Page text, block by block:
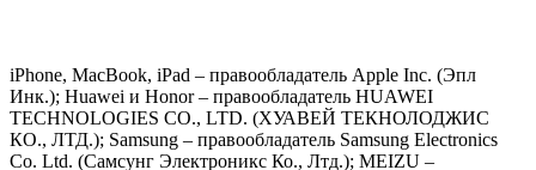
iPhone, MacBook, iPad – правообладатель Apple Inc. (Эпл
Инк.); Huawei и Honor – правообладатель HUAWEI
TECHNOLOGIES CO., LTD. (ХУАВЕЙ ТЕКНОЛОДЖИС
КО., ЛТД.); Samsung – правообладатель Samsung Electronics
Co. Ltd. (Самсунг Электроникс Ко., Лтд.); MEIZU –